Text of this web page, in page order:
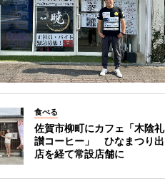
食べる
佐賀市柳町にカフェ「木陰礼
讃コーヒー」 ひなまつり出
店を経て常設店舗に